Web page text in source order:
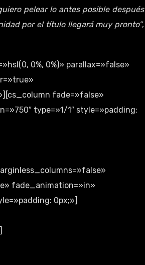
pelear lo antes posible después
por el título llegará muy pronto”,
0%, 0%)» parallax=»false»
fade=»false»
type=»1/1″ style=»padding:
fade_animation=»in»
0px;»]